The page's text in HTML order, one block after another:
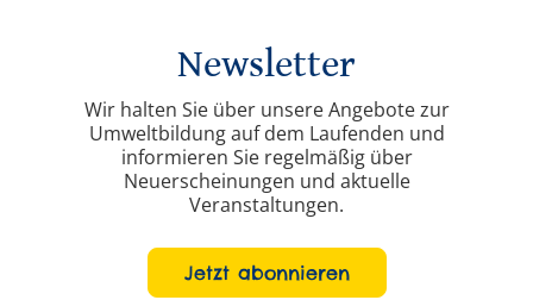
Newsletter
Wir halten Sie über unsere Angebote zur
Umweltbildung auf dem Laufenden und
informieren Sie regelmäßig über
Neuerscheinungen und aktuelle
Veranstaltungen.
Jetzt abonnieren